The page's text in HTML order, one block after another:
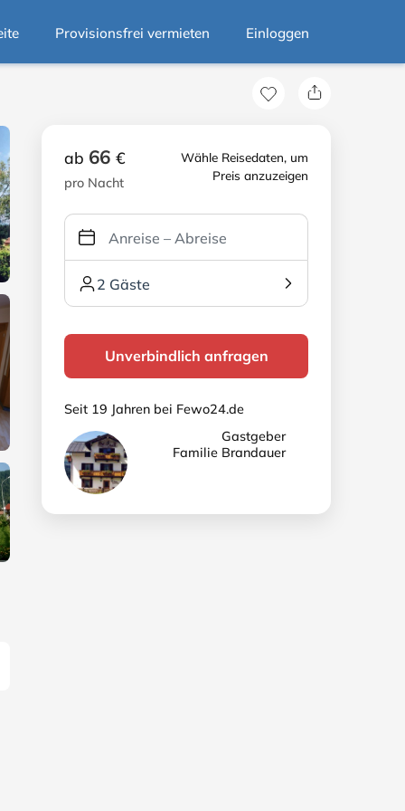
Provisionsfrei vermieten Einloggen
Wähle Reisedaten, um
Preis anzuzeigen
ab 66 €
pro Nacht
2 Gäste
Unverbindlich anfragen
Seit 19 Jahren bei Fewo24.de
Gastgeber
Familie Brandauer